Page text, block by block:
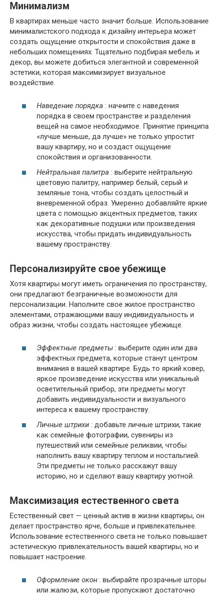
Минимализм
В квартирах меньше часто значит больше. Использование
минималистского подхода к дизайну интерьера может
создать ощущение открытости и спокойствия даже в
небольших помещениях. Тщательно подбирая мебель и
декор, вы можете добиться элегантной и современной
эстетики, которая максимизирует визуальное
воздействие.
Наведение порядка : начните с наведения
порядка в своем пространстве и разделения
вещей на самое необходимое. Принятие принципа
«лучше меньше, да лучше» не только упростит
вашу квартиру, но и создаст ощущение
спокойствия и организованности.
Нейтральная палитра : выберите нейтральную
цветовую палитру, например белый, серый и
земляные тона, чтобы создать целостный и
вневременной образ. Умеренно добавляйте яркие
цвета с помощью акцентных предметов, таких
как декоративные подушки или произведения
искусства, чтобы придать индивидуальность
вашему пространству.
Персонализируйте свое убежище
Хотя квартиры могут иметь ограничения по пространству,
они предлагают безграничные возможности для
персонализации. Наполните свое жилое пространство
элементами, отражающими вашу индивидуальность и
образ жизни, чтобы создать настоящее убежище.
Эффектные предметы : выберите один или два
эффектных предмета, которые станут центром
внимания в вашей квартире. Будь то яркий ковер,
яркое произведение искусства или уникальный
осветительный прибор, эти предметы могут
добавить индивидуальности и визуального
интереса к вашему пространству.
Личные штрихи : добавьте личные штрихи, такие
как семейные фотографии, сувениры из
путешествий или семейные реликвии, чтобы
наполнить вашу квартиру теплом и ностальгией.
Эти предметы не только расскажут вашу
историю, но и сделают вашу квартиру уютной.
Максимизация естественного света
Естественный свет — ценный актив в жизни квартиры, он
делает пространство ярче, больше и привлекательнее.
Использование естественного света не только повышает
эстетическую привлекательность вашей квартиры, но и
повышает настроение.
Оформление окон : выбирайте прозрачные шторы
или жалюзи, которые пропускают достаточно